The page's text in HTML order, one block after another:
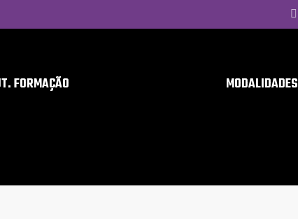
FORMAÇÃO MODALIDADES